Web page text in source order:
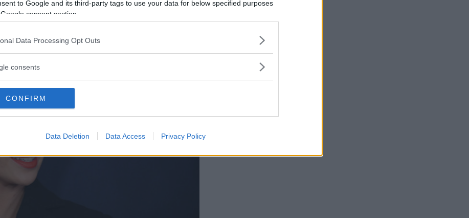
to Google and its third-party tags to use your data for below specified purposes
consent section.
Data Processing Opt Outs
consents
CONFIRM
Data Deletion Data Access Privacy Policy